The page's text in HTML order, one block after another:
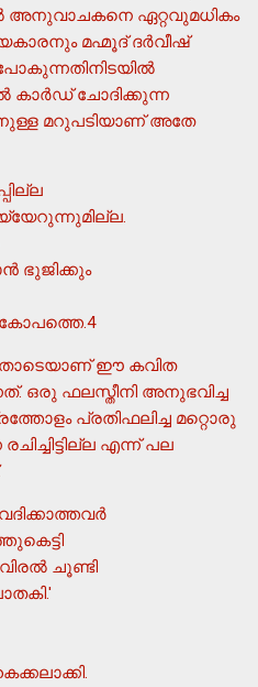
അനുവാചകനെ ഏറ്റവുമധികം
മഹ്മൂദ് ദര്‍വീഷ്
കാര്‍ഡ് ചോദിക്കുന്ന
മറുപടിയാണ് അതേ
ഭുജിക്കും
ഈ കവിത
ഒരു ഫലസ്തീനി അനുഭവിച്ച
പ്രതിഫലിച്ച മറ്റൊരു
എന്ന് പല
വിരല്‍ ചൂണ്ടി